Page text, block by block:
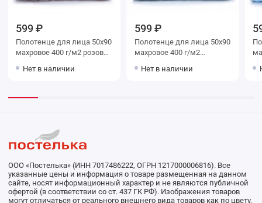
599 ₽
Полотенце для лица 50х90
махровое 400 г/м2 розовое
мануфактура Brilliance
Нет в наличии
599 ₽
Полотенце для лица 50х90
махровое 400 г/м2
Донецкая мануфактура
Нет в наличии
ООО «Постелька» (ИНН 7017486222, ОГРН 1217000006816). Все
указанные цены и информация о товаре размещенная на данном
сайте, носят информационный характер и не являются публичной
офертой (в соответствии со ст. 437 ГК РФ). Изображения товаров
могут отличаться от реального внешнего вида товаров как по цвету,